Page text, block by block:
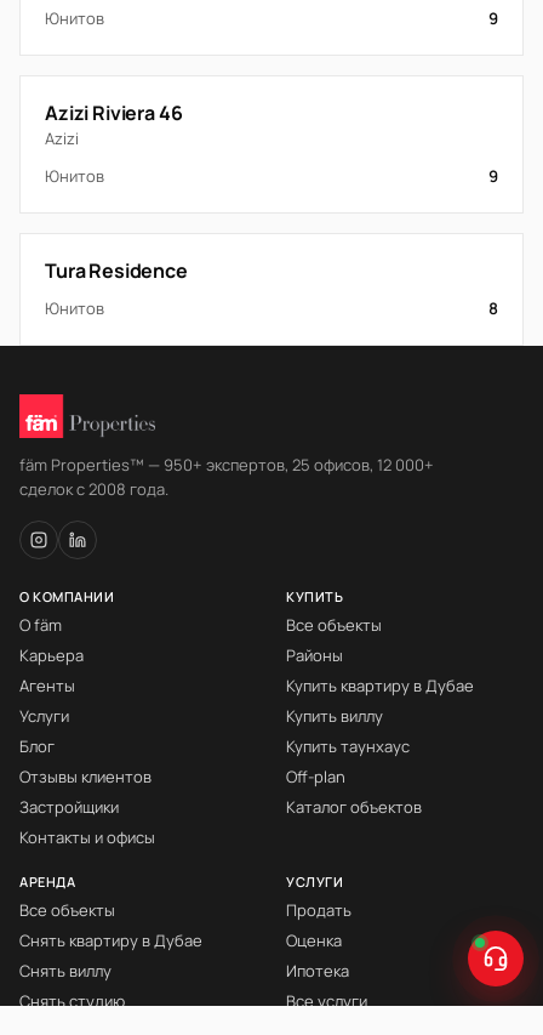
Юнитов 9
Azizi Riviera 46
Azizi
Юнитов
9
Tura Residence
Юнитов 8
fäm Properties™ — 950+ экспертов, 25 офисов, 12 000+
сделок с 2008 года.
О КОМПАНИИ
О fäm
Карьера
Агенты
Услуги
Блог
Отзывы клиентов
Застройщики
Контакты и офисы
КУПИТЬ
Все объекты
Районы
Купить квартиру в Дубае
Купить виллу
Купить таунхаус
Off-plan
Каталог объектов
АРЕНДА
Все объекты
Снять квартиру в Дубае
Снять виллу
Снять студию
УСЛУГИ
Продать
Оценка
Ипотека
Все услуги